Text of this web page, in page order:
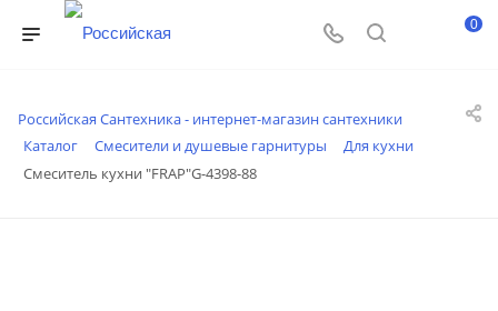
0
Российская Сантехника - интернет-магазин сантехники
Каталог
Смесители и душевые гарнитуры
Для кухни
Смеситель кухни "FRAP"G-4398-88